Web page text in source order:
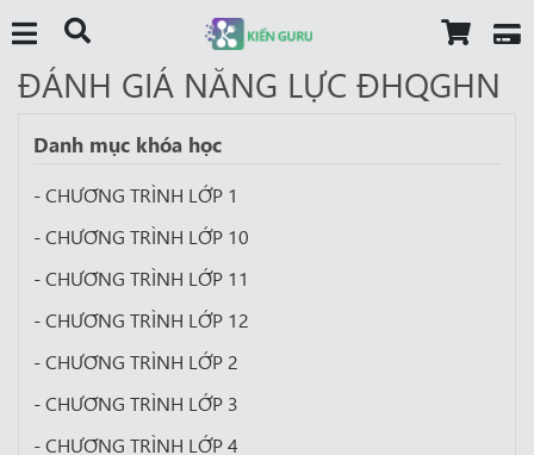
ĐÁNH GIÁ NĂNG LỰC ĐHQGHN
Danh mục khóa học
- CHƯƠNG TRÌNH LỚP 1
- CHƯƠNG TRÌNH LỚP 10
- CHƯƠNG TRÌNH LỚP 11
- CHƯƠNG TRÌNH LỚP 12
- CHƯƠNG TRÌNH LỚP 2
- CHƯƠNG TRÌNH LỚP 3
- CHƯƠNG TRÌNH LỚP 4